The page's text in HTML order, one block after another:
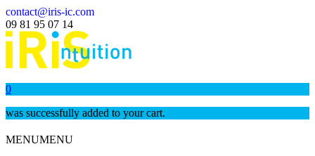
contact@iris-ic.com
09 81 95 07 14
0
was successfully added to your cart.
MENUMENU